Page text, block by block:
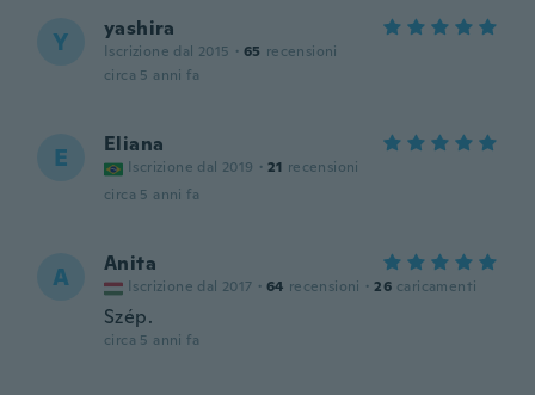
Y yashira
Iscrizione dal 2015 · 65 recensioni
circa 5 anni fa
E Eliana
Iscrizione dal 2019 · 21 recensioni
circa 5 anni fa
A Anita
Iscrizione dal 2017 · 64 recensioni · 26 caricamenti
Szép.
circa 5 anni fa